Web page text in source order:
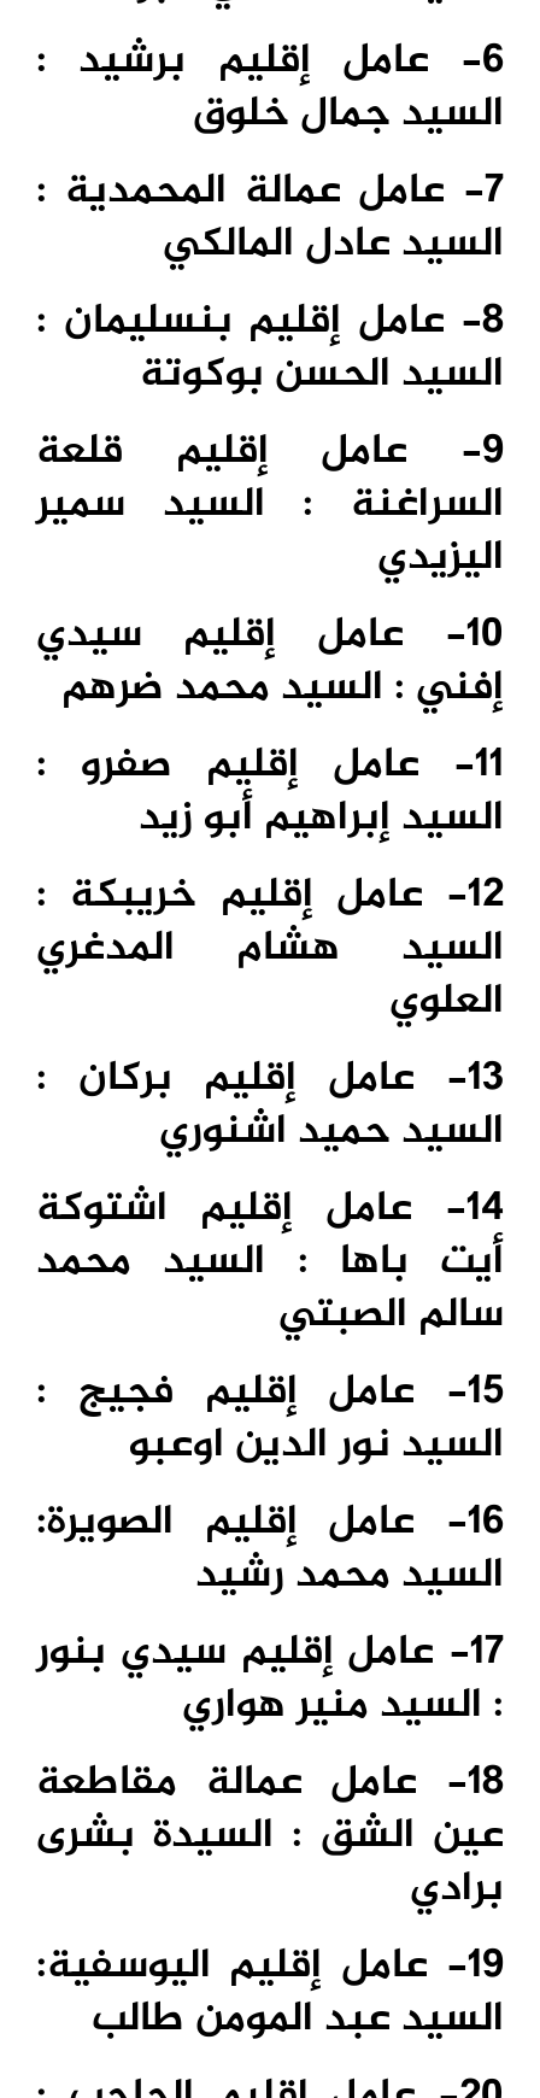
6- عامل إقليم برشيد :
السيد جمال خلوق
7- عامل عمالة المحمدية :
السيد عادل المالكي
8- عامل إقليم بنسليمان :
السيد الحسن بوكوتة
9- عامل إقليم قلعة
السراغنة : السيد سمير
اليزيدي
10- عامل إقليم سيدي
إفني : السيد محمد ضرهم
11- عامل إقليم صفرو :
السيد إبراهيم أبو زيد
12- عامل إقليم خريبكة :
السيد هشام المدغري
العلوي
13- عامل إقليم بركان :
السيد حميد اشنوري
14- عامل إقليم اشتوكة
أيت باها : السيد محمد
سالم الصبتي
15- عامل إقليم فجيج :
السيد نور الدين اوعبو
16- عامل إقليم الصويرة:
السيد محمد رشيد
17- عامل إقليم سيدي بنور
: السيد منير هواري
18- عامل عمالة مقاطعة
عين الشق : السيدة بشرى
برادي
19- عامل إقليم اليوسفية:
السيد عبد المومن طالب